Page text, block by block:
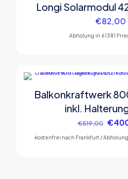
Longi Solarmodul
€82,00
Abholung in 61381
IM ANGEBOT
Balkonkraftwerk
inkl.
€519,00
Preis
€
kostenfrei nach Frankfurt /